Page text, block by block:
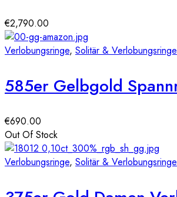
€2,790.00
Verlobungsringe, Solitär & Verlobungsringe
€690.00
Out Of Stock
Verlobungsringe, Solitär & Verlobungsringe